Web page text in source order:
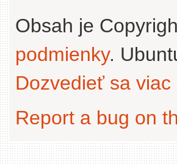
Obsah je
podmienky.
Dozvedieť sa
Report a bug on